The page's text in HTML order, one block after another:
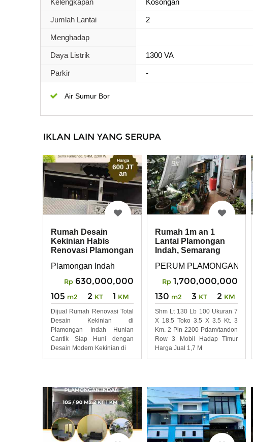
Jumlah Lantai 2
Menghadap
Daya Listrik 1300 VA
Parkir -
Air Sumur Bor
IKLAN LAIN YANG SERUPA
Rumah Desain
Kekinian Habis
Renovasi Plamongan
Plamongan Indah
Rp 630,000,000
105 m2 2 KT 1 KM
Dijual Rumah Renovasi Total
Desain Kekinian di
Plamongan Indah Hunian
Cantik Siap Huni dengan
Desain Modern Kekinian di
Rumah 1m an 1
Lantai Plamongan
Indah, Semarang
PERUM PLAMONGAN
Rp 1,700,000,000
130 m2 3 KT 2 KM
Shm Lt 130 Lb 100 Ukuran 7
X 18.5 Toko 3.5 X 3.5 Kt. 3
Km. 2 Pln 2200 Pdam/tandon
Row 3 Mobil Hadap Timur
Harga Jual 1,7 M